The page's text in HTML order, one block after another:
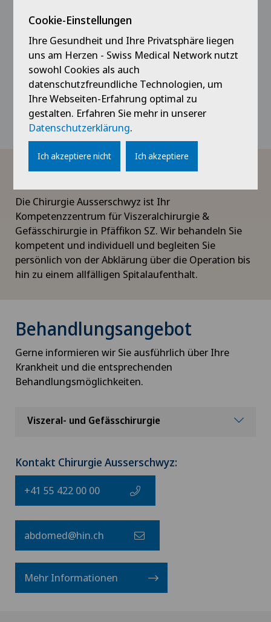
Koloproktologie
Profil ansehen
Abdomed Chirurgie Ausserschwyz
Die Chirurgie Ausserschwyz ist Ihr
Kompetenzzentrum für Viszeralchirurgie &
Gefässchirurgie in Pfäffikon SZ. Wir behandeln Sie
kompetent und individuell und begleiten Sie
persönlich von der Abklärung über die Operation bis
hin zu einem allfälligen Spitalaufenthalt.
Behandlungsangebot
Gerne informieren wir Sie ausführlich über Ihre
Krankheit und die entsprechenden
Behandlungsmöglichkeiten.
Viszeral- und Gefässchirurgie
Kontakt Chirurgie Ausserschwyz:
+41 55 422 00 00
abdomed@hin.ch
Mehr Informationen
Cookie-Einstellungen
Ihre Gesundheit und Ihre Privatsphäre liegen
uns am Herzen - Swiss Medical Network nutzt
sowohl Cookies als auch
datenschutzfreundliche Technologien, um
Ihre Webseiten-Erfahrung optimal zu
gestalten. Erfahren Sie mehr in unserer
Datenschutzerklärung.
Ich akzeptiere nicht Ich akzeptiere